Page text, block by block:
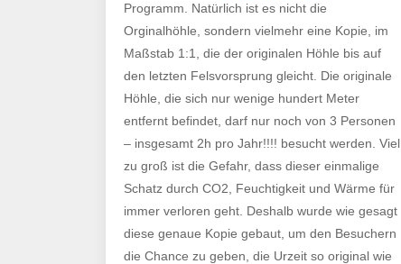
Programm. Natürlich ist es nicht die
Orginalhöhle, sondern vielmehr eine Kopie, im
Maßstab 1:1, die der originalen Höhle bis auf
den letzten Felsvorsprung gleicht. Die originale
Höhle, die sich nur wenige hundert Meter
entfernt befindet, darf nur noch von 3 Personen
– insgesamt 2h pro Jahr!!!! besucht werden. Viel
zu groß ist die Gefahr, dass dieser einmalige
Schatz durch CO2, Feuchtigkeit und Wärme für
immer verloren geht. Deshalb wurde wie gesagt
diese genaue Kopie gebaut, um den Besuchern
die Chance zu geben, die Urzeit so original wie